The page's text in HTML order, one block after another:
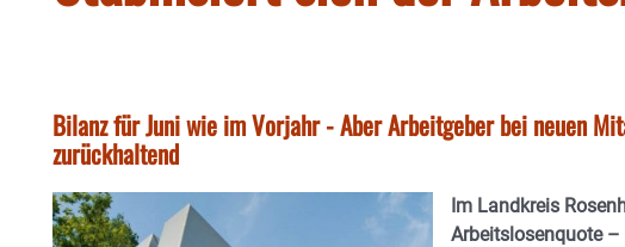
Bilanz für Juni wie im Vorjahr - Aber Arbeitgeber bei neuen
zurückhaltend
Im Landkreis
Arbeitslosenquote